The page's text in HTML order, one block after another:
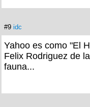
#9 idc
Yahoo es como "El
Felix Rodriguez de
fauna...